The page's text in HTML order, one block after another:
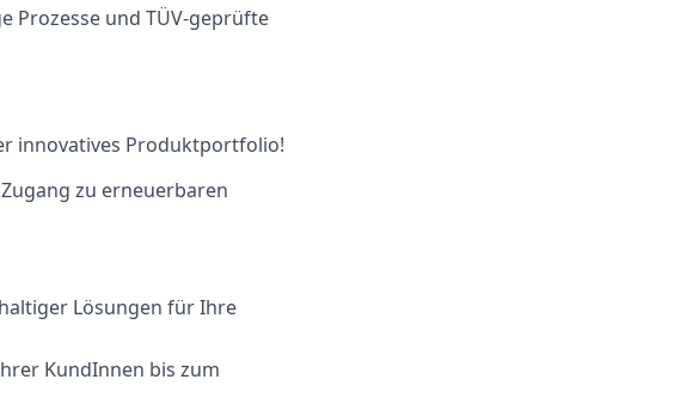
Prozesse und TÜV-geprüfte
innovatives Produktportfolio!
zu erneuerbaren
Lösungen für Ihre
KundInnen bis zum